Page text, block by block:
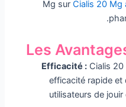
Mg sur Cialis 20 Mg
Les
Efficacité :Cialis 20
efficacité rapide et
utilisateurs de jouir